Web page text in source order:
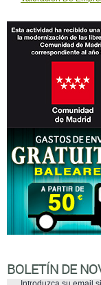
BOLETÍN DE